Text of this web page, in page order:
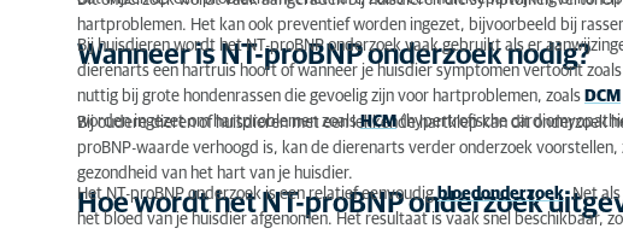
Hoe wordt het NT-proBNP onderzoek uitgevoerd?
Voordelen en nadelen van NT-proBNP onderzoek
Kosten van het NT-proBNP onderzoek
Nazorg en vervolgonderzoek
hartproblemen. Het kan ook preventief worden ingezet, bijvoorbeeld bij
Wanneer is NT-proBNP onderzoek nodig?
Bij huisdieren wordt het NT-proBNP onderzoek vaak gebruikt als er
dierenarts een hartruis hoort of wanneer je huisdier symptomen vertoont
nuttig bij grote hondenrassen die gevoelig zijn voor hartproblemen, zoals DCM
worden ingezet om hartproblemen zoalsHCM(hypertrofische
Bij oudere dieren of huisdieren met een lekkende hartklep kan dit onderzoek
proBNP-waarde verhoogd is, kan de dierenarts verder onderzoek voorstellen,
gezondheid van het hart van je huisdier.
Hoe wordt het NT-proBNP onderzoek
Het NT-proBNP onderzoek is een relatief eenvoudigbloedonderzoek. Net
het bloed van je huisdier afgenomen. Het resultaat is vaak snel beschikbaar,